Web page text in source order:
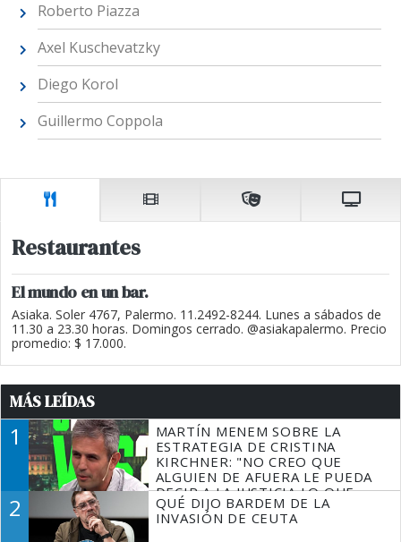
Roberto Piazza
Axel Kuschevatzky
Diego Korol
Guillermo Coppola
Restaurantes
El mundo en un bar.
Asiaka. Soler 4767, Palermo. 11.2492-8244. Lunes a sábados de
11.30 a 23.30 horas. Domingos cerrado. @asiakapalermo. Precio
promedio: $ 17.000.
MÁS LEÍDAS
1
MARTÍN MENEM SOBRE LA
ESTRATEGIA DE CRISTINA
KIRCHNER: "NO CREO QUE
ALGUIEN DE AFUERA LE PUEDA
DECIR A LA JUSTICIA LO QUE
TIENE QUE HACER"
2
QUÉ DIJO BARDEM DE LA
INVASIÓN DE CEUTA